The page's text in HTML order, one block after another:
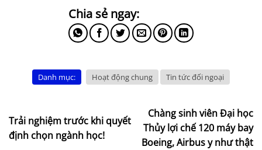
Danh mục: Hoạt động chung Tin tức đối ngoại
Trải nghiệm trước khi quyết
định chọn ngành học!
Chàng sinh viên Đại học
Thủy lợi chế 120 máy bay
Boeing, Airbus y như thật